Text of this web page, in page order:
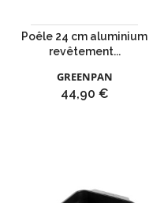
Poêle 24 cm aluminium
revêtement...
GREENPAN
Prix
44,90 €